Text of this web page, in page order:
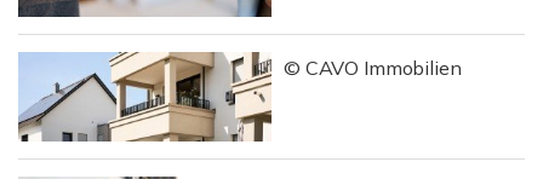
© CAVO Immobilien